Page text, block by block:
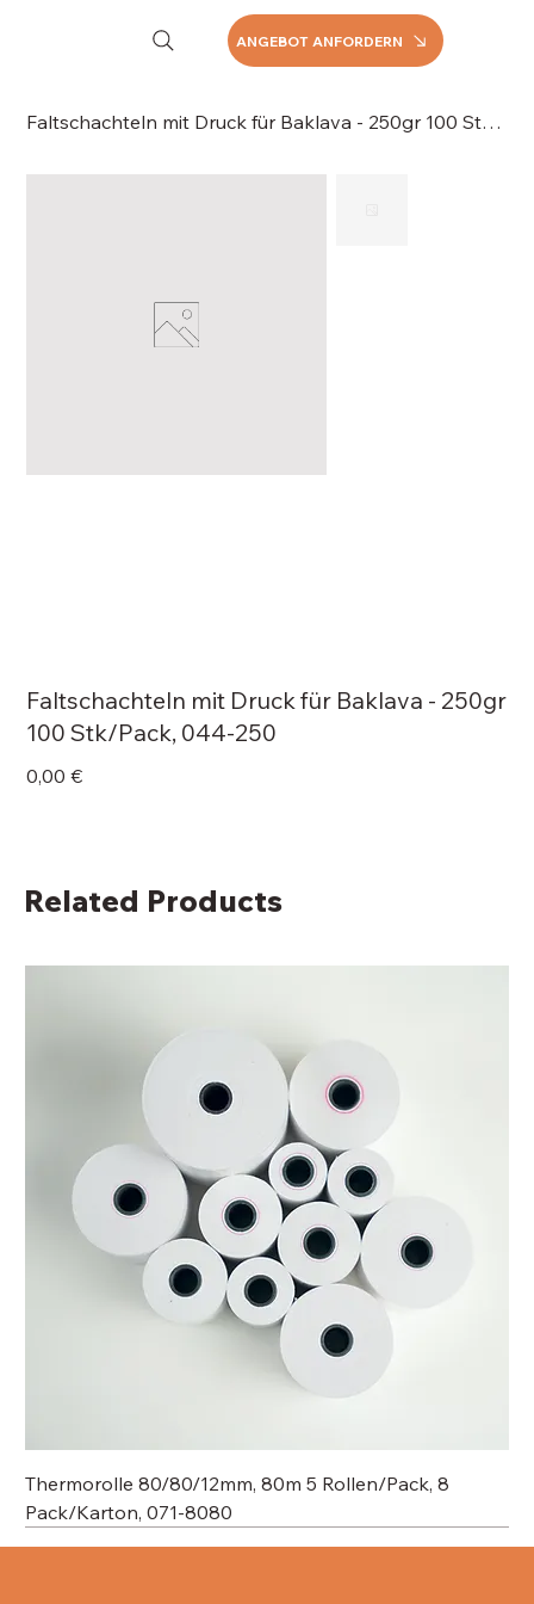
ANGEBOT ANFORDERN
Faltschachteln mit Druck für Baklava - 250gr 100 Stk/Pack, 044-250
Faltschachteln mit Druck für Baklava - 250gr
100 Stk/Pack, 044-250
Price
0,00 €
Related Products
Thermorolle 80/80/12mm, 80m 5 Rollen/Pack, 8
Pack/Karton, 071-8080